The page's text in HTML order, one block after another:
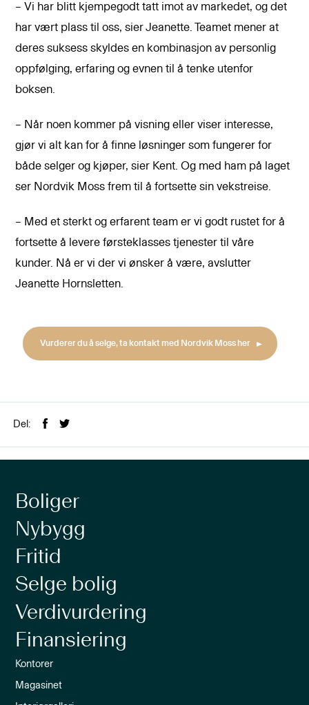
– Vi har blitt kjempegodt tatt imot av markedet, og det
har vært plass til oss, sier Jeanette. Teamet mener at
deres suksess skyldes en kombinasjon av personlig
oppfølging, erfaring og evnen til å tenke utenfor
boksen.
– Når noen kommer på visning eller viser interesse,
gjør vi alt kan for å finne løsninger som fungerer for
både selger og kjøper, sier Kent. Og med ham på laget
ser Nordvik Moss frem til å fortsette sin vekstreise.
– Med et sterkt og erfarent team er vi godt rustet for å
fortsette å levere førsteklasses tjenester til våre
kunder. Nå er vi der vi ønsker å være, avslutter
Jeanette Hornsletten.
Vurderer du å selge, ta kontakt med Nordvik Moss her
Del:
Boliger
Nybygg
Fritid
Selge bolig
Verdivurdering
Finansiering
Kontorer
Magasinet